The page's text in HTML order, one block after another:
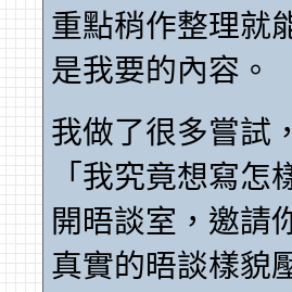
重點稍作整理就
是我要的內容。
我做了很多嘗試
「我究竟想寫
開晤談室，邀請
真實的晤談樣貌